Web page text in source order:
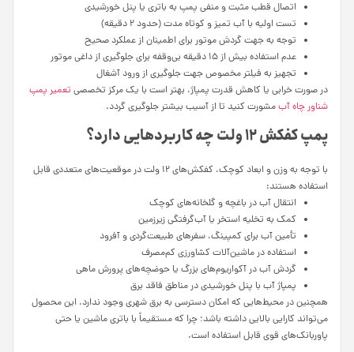
اتصال قطب مثبت و منفی پمپ به باتری یا پنل خورشیدی
تست اولیه با آب تمیز و کوتاه مدت (حدود ۲ دقیقه)
توجه به جهت گردش موتور برای اطمینان از عملکرد صحیح
عدم استفاده بیش از ۱۵ دقیقه بی‌وقفه برای جلوگیری از داغی موتور
تجهیز به فیلتر مخصوص جهت جلوگیری از ورود آشغال
در صورت خرابی یا کاهش قدرت پمپاژ، بهتر است با یک مرکز تخصصی تعمیر پمپ
شناور چاه آبمشورت کنید تا از آسیب بیشتر جلوگیری گردد.
پمپ کفکش ۱۲ ولت چه کاربردهایی دارد؟
با توجه به وزن و ابعاد کوچک، کفکش‌های ۱۲ ولت در موقعیت‌های متعددی قابل
استفاده هستند:
انتقال آب در باغچه و گلخانه‌های کوچک
کمک به تخلیه استخر یا آب‌گرفتگی زیرزمین
تأمین آب برای کمپینگ، سفرهای طبیعت‌گردی و آفرود
استفاده در ماشین‌آلات کشاورزی کم‌مصرف
گردش آب در آکواریوم‌های بزرگ یا حوضچه‌های پرورش ماهی
پمپاژ آب با پنل خورشیدی در مناطق فاقد برق
همچنین در محیط‌هایی که امکان دسترسی به برق شهری وجود ندارد، این محصول
می‌تواند کارایی بالایی داشته باشد؛ چرا که مستقیماً با باتری ماشین یا حتی
پاوربانک‌های قوی قابل استفاده است.